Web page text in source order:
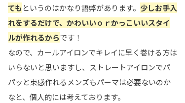
ても というのはかなり語弊があります。 少しお手入
れをするだけで、かわいいｏｒかっこいいスタイ
ルが作れるからです！
なので、カールアイロンでキレイに早く巻ける方は
いらないと思いますし、ストレートアイロンでパ
パッと束感作れるメンズもパーマは必要ないのか
なと、個人的には考えております。